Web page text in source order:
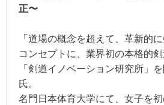
正〜
「道場の概念を超えて、革新的
コンセプトに、業界初の本格的
「剣道イノベーション研究所」
氏。
名門日本体育大学にて、女子を